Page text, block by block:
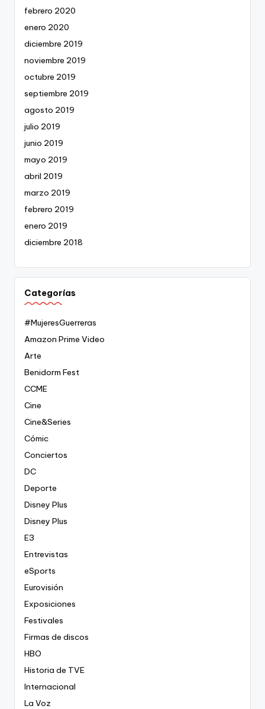
febrero 2020
enero 2020
diciembre 2019
noviembre 2019
octubre 2019
septiembre 2019
agosto 2019
julio 2019
junio 2019
mayo 2019
abril 2019
marzo 2019
febrero 2019
enero 2019
diciembre 2018
Categorías
#MujeresGuerreras
Amazon Prime Video
Arte
Benidorm Fest
CCME
Cine
Cine&Series
Cómic
Conciertos
DC
Deporte
Disney Plus
Disney Plus
E3
Entrevistas
eSports
Eurovisión
Exposiciones
Festivales
Firmas de discos
HBO
Historia de TVE
Internacional
La Voz